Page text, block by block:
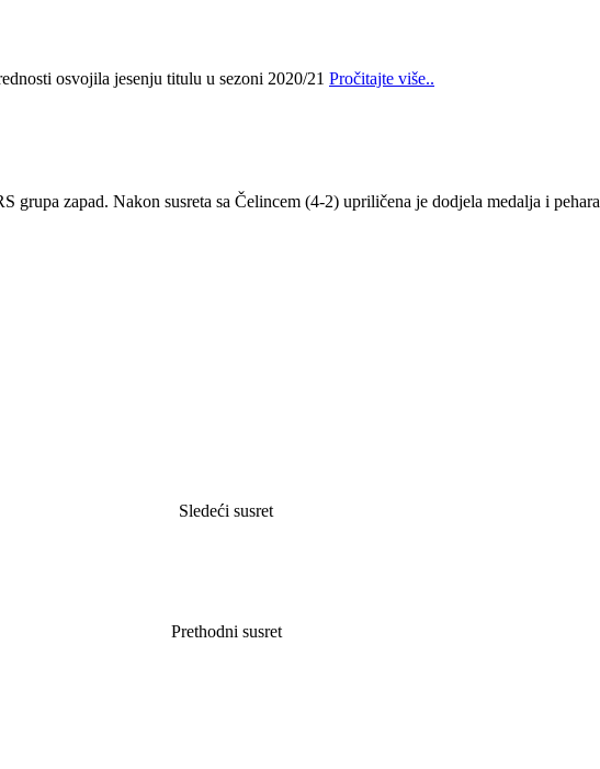
osvojila jesenju titulu u sezoni 2020/21 Pročitajte više..
zapad. Nakon susreta sa Čelincem (4-2) upriličena je dodjela medalja i pehara
Sledeći susret
Prethodni susret